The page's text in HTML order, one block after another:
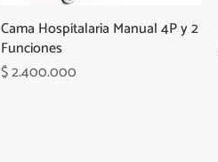
Cama Hospitalaria Manual 4P y 2
Funciones
Precio
$ 2.400.000